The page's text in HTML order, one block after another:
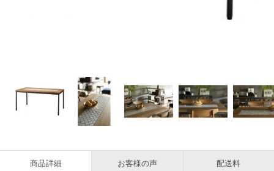
商品詳細 お客様の声 配送料